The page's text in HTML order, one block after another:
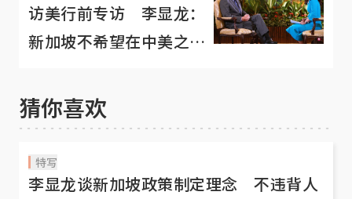
访美行前专访 李显龙：
新加坡不希望在中美之间
猜你喜欢
特写
李显龙谈新加坡政策制定理念 不违背人